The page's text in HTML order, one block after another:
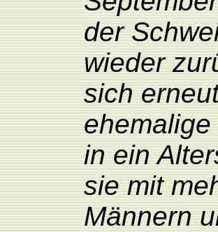
der
wieder
sich
in ein
sie mit
Männern